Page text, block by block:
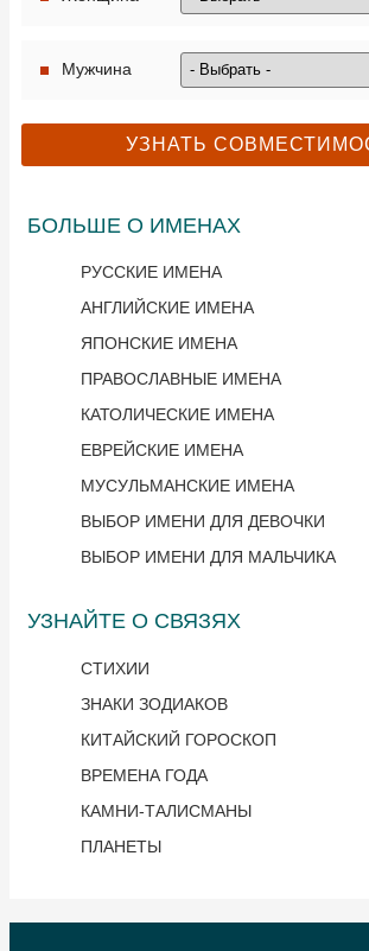
Мужчина
БОЛЬШЕ О ИМЕНАХ
РУССКИЕ ИМЕНА
АНГЛИЙСКИЕ ИМЕНА
ЯПОНСКИЕ ИМЕНА
ПРАВОСЛАВНЫЕ ИМЕНА
КАТОЛИЧЕСКИЕ ИМЕНА
ЕВРЕЙСКИЕ ИМЕНА
МУСУЛЬМАНСКИЕ ИМЕНА
ВЫБОР ИМЕНИ ДЛЯ ДЕВОЧКИ
ВЫБОР ИМЕНИ ДЛЯ МАЛЬЧИКА
УЗНАЙТЕ О СВЯЗЯХ
СТИХИИ
ЗНАКИ ЗОДИАКОВ
КИТАЙСКИЙ ГОРОСКОП
ВРЕМЕНА ГОДА
КАМНИ-ТАЛИСМАНЫ
ПЛАНЕТЫ